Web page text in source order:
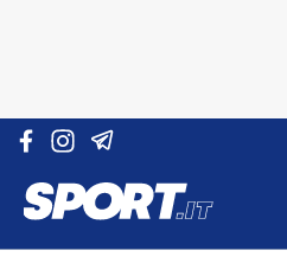
Vai al contenuto